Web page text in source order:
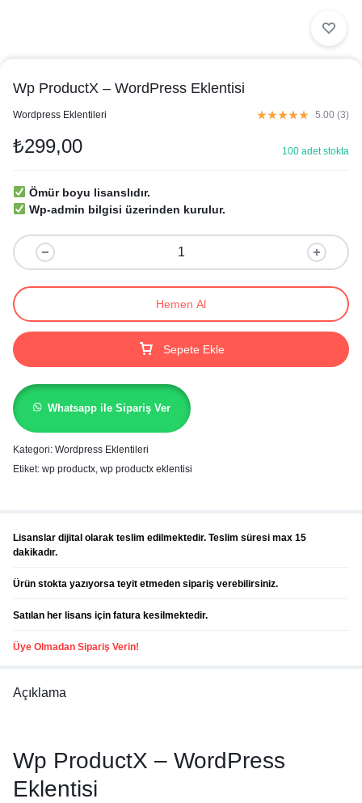
Wp ProductX – WordPress Eklentisi
Wordpress Eklentileri 5.00 (3)
₺299,00 100 adet stokta
Ömür boyu lisanslıdır.
Wp-admin bilgisi üzerinden kurulur.
Sepete Ekle
Hemen Al
Whatsapp ile Sipariş Ver
Kategori: Wordpress Eklentileri
Etiket: wp productx, wp productx eklentisi
Lisanslar dijital olarak teslim edilmektedir. Teslim süresi max 15
dakikadır.
Ürün stokta yazıyorsa teyit etmeden sipariş verebilirsiniz.
Satılan her lisans için fatura kesilmektedir.
Üye Olmadan Sipariş Verin!
Açıklama
Wp ProductX – WordPress
Eklentisi